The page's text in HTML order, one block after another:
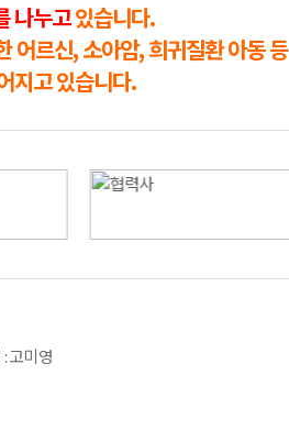
나누고있습니다.
어르신, 소아암, 희귀질환 아동 등
지고 있습니다.
고미영